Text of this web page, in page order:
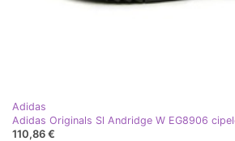
Adidas
Adidas Originals Sl Andridge W EG8906
110,86 €